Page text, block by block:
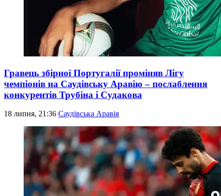
Гравець збірної Португалії проміняв Лігу
чемпіонів на Саудівську Аравію – послаблення
конкурентів Трубіна і Судакова
18 липня, 21:36 Саудівська Аравія